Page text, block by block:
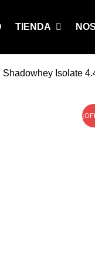
TIENDA
Shadowhey Isolate